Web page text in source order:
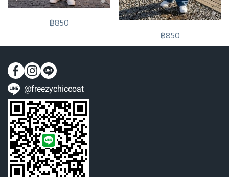
฿850
฿850
@freezychiccoat